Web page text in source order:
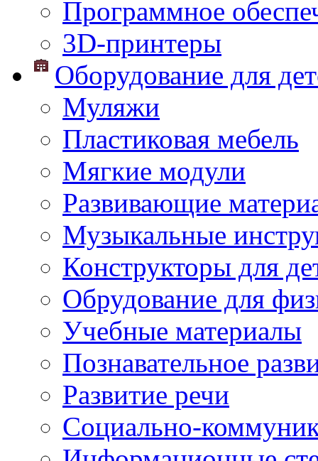
Программное
3D-принтеры
Оборудование для
Муляжи
Пластиковая мебель
Мягкие модули
Развивающие
Музыкальные
Конструкторы для
Обрудование для
Учебные материалы
Познавательное
Развитие речи
Социально-